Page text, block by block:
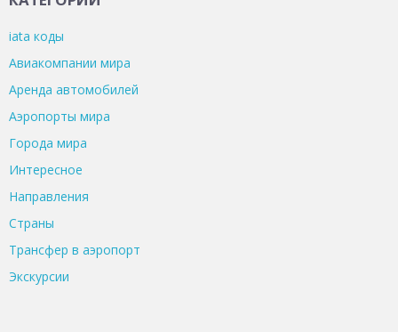
iata коды
Авиакомпании мира
Аренда автомобилей
Аэропорты мира
Города мира
Интересное
Направления
Страны
Трансфер в аэропорт
Экскурсии